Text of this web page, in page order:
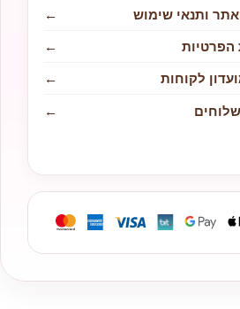
ותנאי שימוש
←
הפרטיות
←
לקוחות
←
←